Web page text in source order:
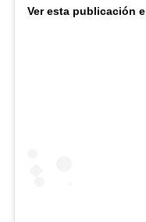
Ver esta publicación